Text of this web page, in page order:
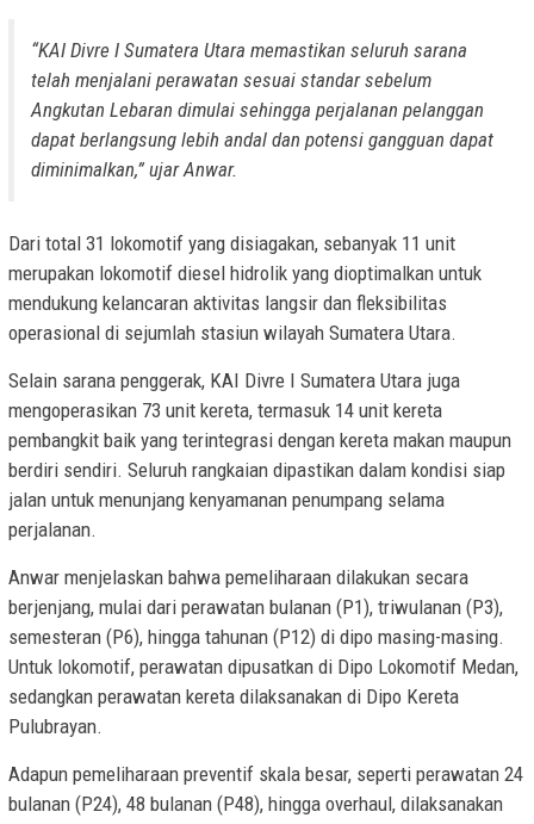
“KAI Divre I Sumatera Utara memastikan seluruh sarana
telah menjalani perawatan sesuai standar sebelum
Angkutan Lebaran dimulai sehingga perjalanan pelanggan
dapat berlangsung lebih andal dan potensi gangguan dapat
diminimalkan,” ujar Anwar.
Dari total 31 lokomotif yang disiagakan, sebanyak 11 unit
merupakan lokomotif diesel hidrolik yang dioptimalkan untuk
mendukung kelancaran aktivitas langsir dan fleksibilitas
operasional di sejumlah stasiun wilayah Sumatera Utara.
Selain sarana penggerak, KAI Divre I Sumatera Utara juga
mengoperasikan 73 unit kereta, termasuk 14 unit kereta
pembangkit baik yang terintegrasi dengan kereta makan maupun
berdiri sendiri. Seluruh rangkaian dipastikan dalam kondisi siap
jalan untuk menunjang kenyamanan penumpang selama
perjalanan.
Anwar menjelaskan bahwa pemeliharaan dilakukan secara
berjenjang, mulai dari perawatan bulanan (P1), triwulanan (P3),
semesteran (P6), hingga tahunan (P12) di dipo masing-masing.
Untuk lokomotif, perawatan dipusatkan di Dipo Lokomotif Medan,
sedangkan perawatan kereta dilaksanakan di Dipo Kereta
Pulubrayan.
Adapun pemeliharaan preventif skala besar, seperti perawatan 24
bulanan (P24), 48 bulanan (P48), hingga overhaul, dilaksanakan